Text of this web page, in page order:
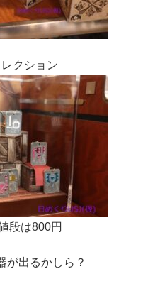
クション
段は800円
が出るかしら？